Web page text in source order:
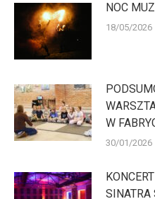
NOC
18/05/2026
W
30/01/2026
SINATRA